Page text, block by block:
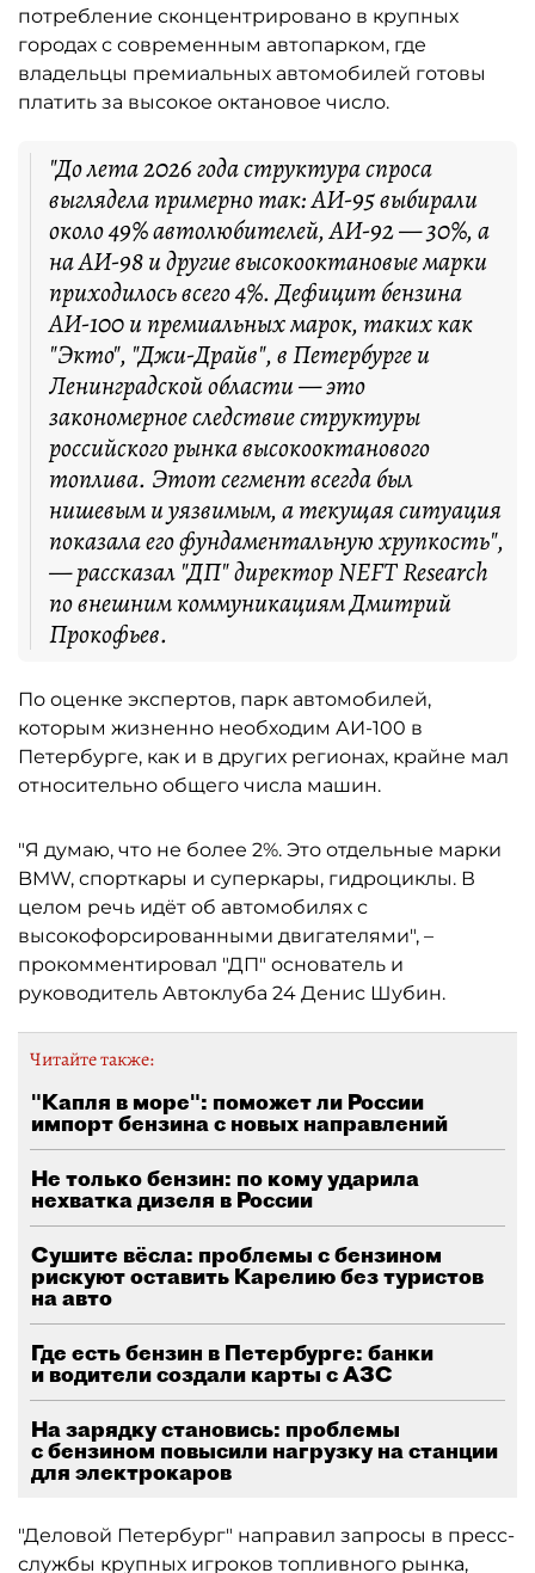
потребление сконцентрировано в крупных
городах с современным автопарком, где
владельцы премиальных автомобилей готовы
платить за высокое октановое число.
"До лета 2026 года структура спроса
выглядела примерно так: АИ-95 выбирали
около 49% автолюбителей, АИ-92 — 30%, а
на АИ-98 и другие высокооктановые марки
приходилось всего 4%. Дефицит бензина
АИ-100 и премиальных марок, таких как
"Экто", "Джи-Драйв", в Петербурге и
Ленинградской области — это
закономерное следствие структуры
российского рынка высокооктанового
топлива. Этот сегмент всегда был
нишевым и уязвимым, а текущая ситуация
показала его фундаментальную хрупкость",
— рассказал "ДП" директор NEFT Research
по внешним коммуникациям Дмитрий
Прокофьев.
По оценке экспертов, парк автомобилей,
которым жизненно необходим АИ-100 в
Петербурге, как и в других регионах, крайне мал
относительно общего числа машин.
"Я думаю, что не более 2%. Это отдельные марки
BMW, спорткары и суперкары, гидроциклы. В
целом речь идёт об автомобилях с
высокофорсированными двигателями", –
прокомментировал "ДП" основатель и
руководитель Автоклуба 24 Денис Шубин.
Читайте также:
"Капля в море": поможет ли России
импорт бензина с новых направлений
Не только бензин: по кому ударила
нехватка дизеля в России
Сушите вёсла: проблемы с бензином
рискуют оставить Карелию без туристов
на авто
Где есть бензин в Петербурге: банки
и водители создали карты с АЗС
На зарядку становись: проблемы
с бензином повысили нагрузку на станции
для электрокаров
"Деловой Петербург" направил запросы в пресс-
службы крупных игроков топливного рынка,